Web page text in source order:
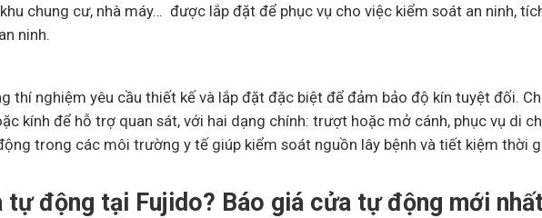
chung cư, nhà máy… được lắp đặt để phục vụ cho việc kiểm soát an ninh,
ninh.
thí nghiệm yêu cầu thiết kế và lắp đặt đặc biệt để đảm bảo độ kín tuyệt đối.
kính để hỗ trợ quan sát, với hai dạng chính: trượt hoặc mở cánh, phục vụ di
trong các môi trường y tế giúp kiểm soát nguồn lây bệnh và tiết kiệm thời
tự động tại Fujido? Báo giá cửa tự động mới